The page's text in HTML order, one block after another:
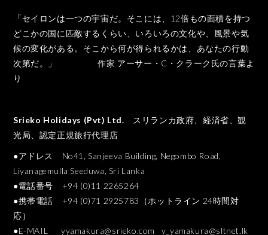
「セイロンは一つの宇宙だ。そこには、12倍もの面積を持つ
どこかの国に匹敵するくらい、いろいろの文化や、風景や気
候の変化がある。そこから何が得られるかは、あなたの行動
次第だ。」 作家 アーサー・C・クラーク氏の言葉よ
り
Srieko Holidays (Pvt) Ltd. スリランカ政府、経済省、観
光局、認定正規旅行代理店
●アドレス No41, Sanjeeva Building, Negombo Road,
Liyanagemulla Seeduwa, Sri Lanka
●電話番号 +94 (0)11 2265264
●携帯電話 +94 (0)71 2925783（ホットライン 24時間対
応）
●E-MAIL yyamakura@srieko.com y_yamakura@sltnet.lk